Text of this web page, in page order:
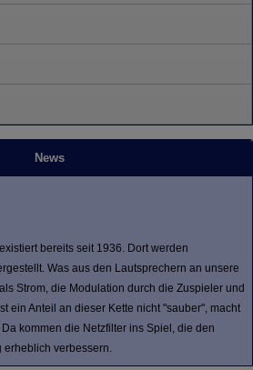
News
bereits seit 1936. Dort werden
Was aus den Lautsprechern an unsere
Strom, die Modulation durch die Zuspieler und
ein Anteil an dieser Kette nicht "sauber", macht
kommen die Netzfilter ins Spiel, die den
erheblich verbessern.